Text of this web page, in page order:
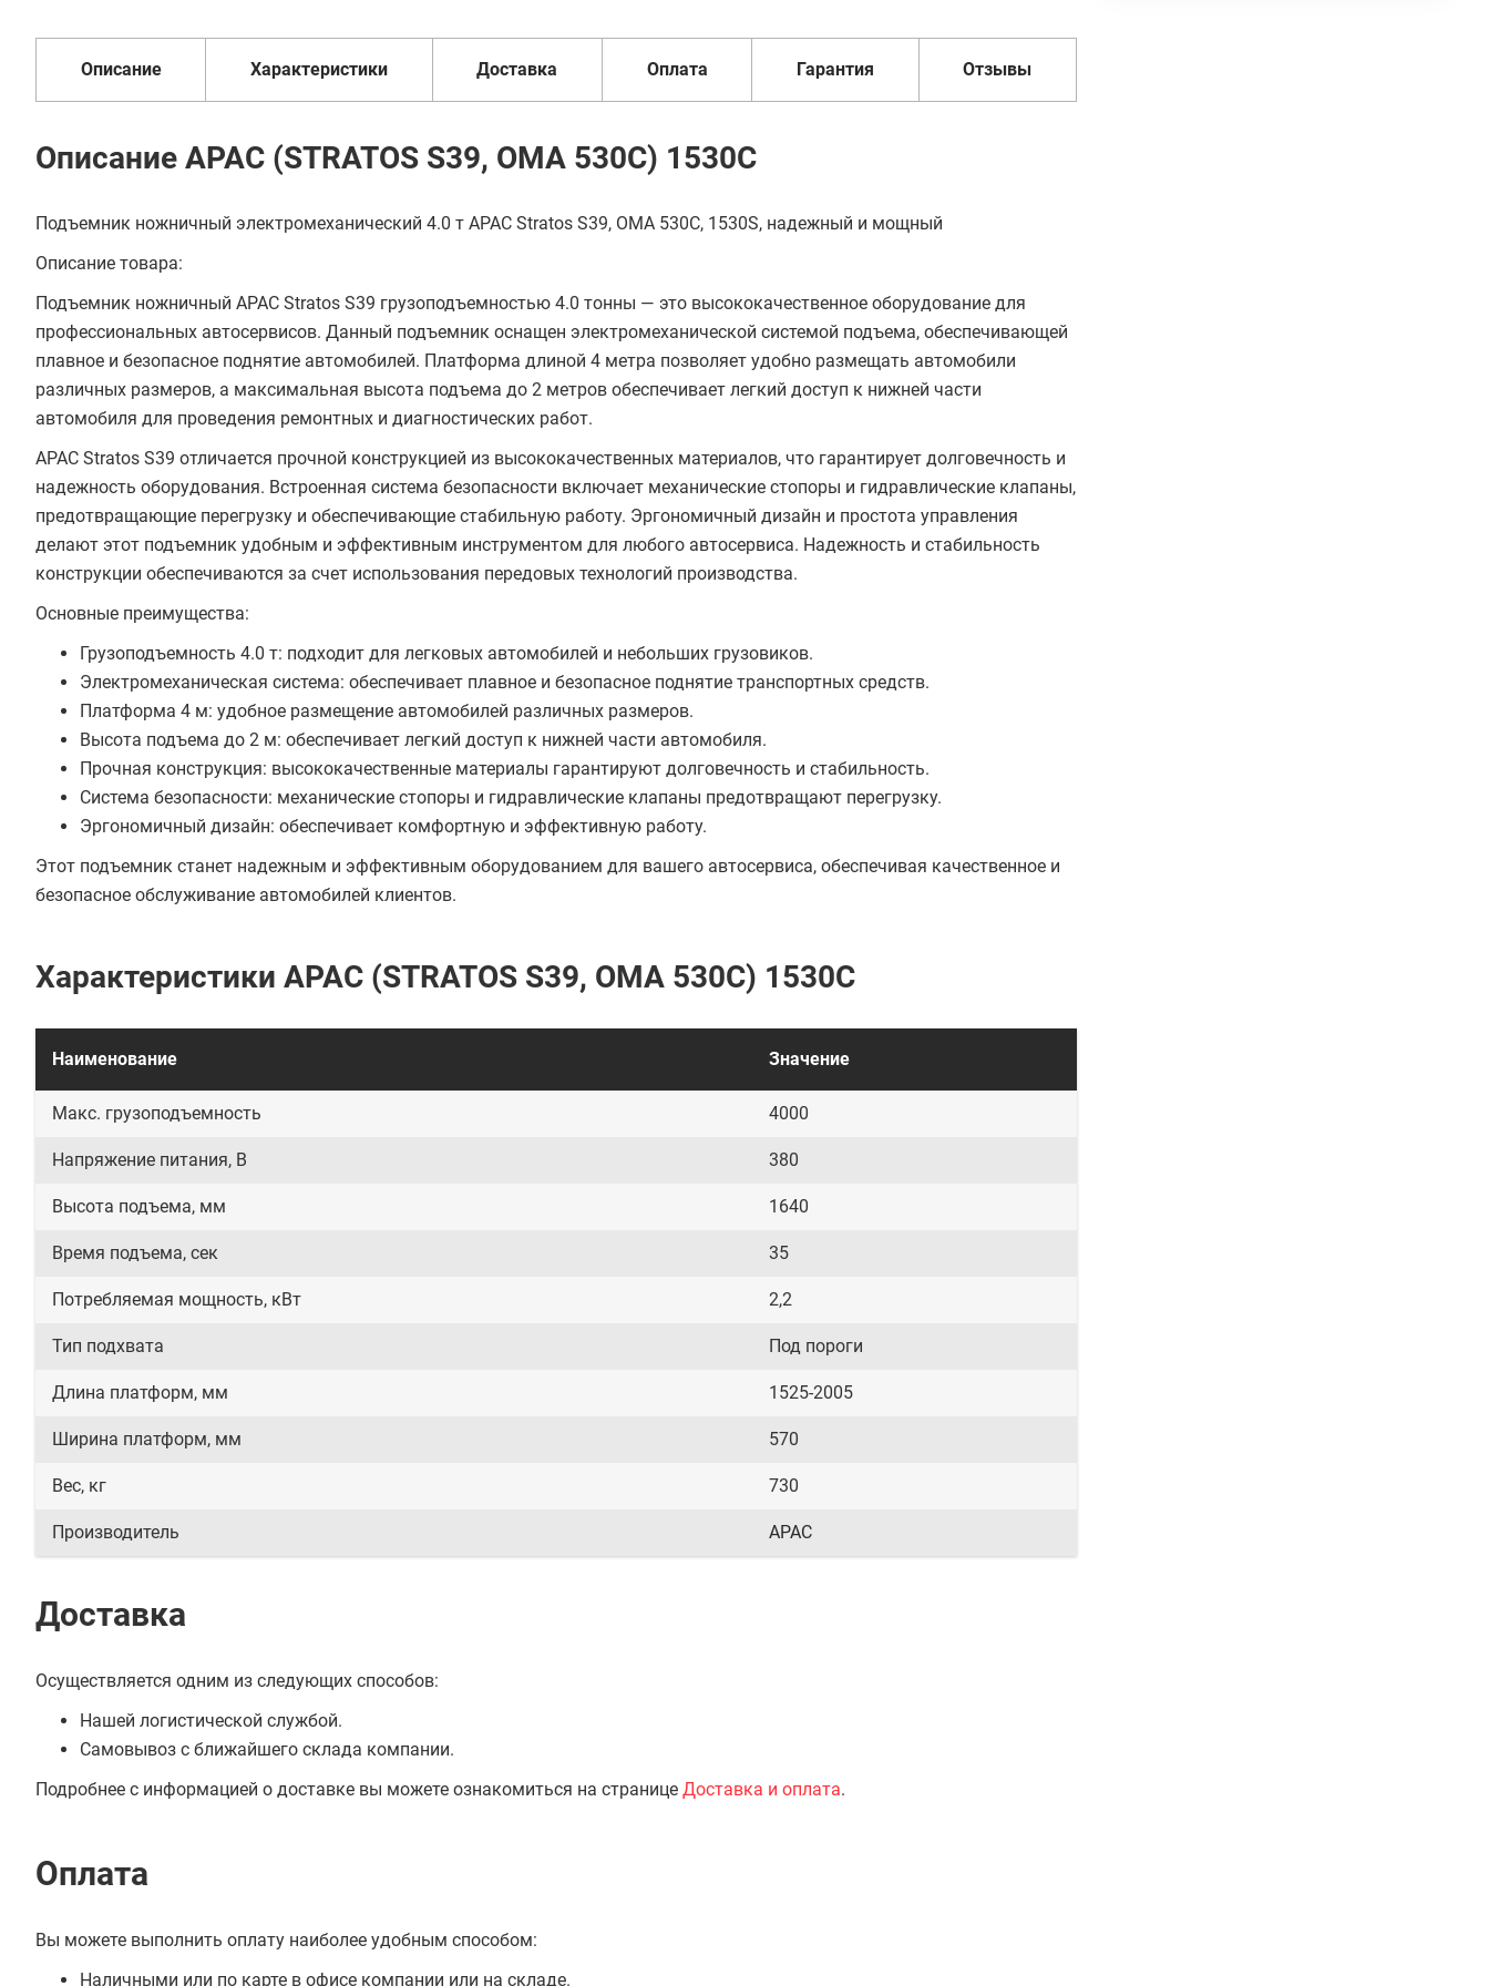
Купить в 1 клик
мес
Описание Характеристики Доставка Оплата Гарантия Отзывы
Описание APAC (STRATOS S39, OMA 530C) 1530С
Подъемник ножничный электромеханический 4.0 т APAC Stratos S39, OMA 530C, 1530S, надежный и мощный
Описание товара:
Подъемник ножничный APAC Stratos S39 грузоподъемностью 4.0 тонны — это высококачественное оборудование для
профессиональных автосервисов. Данный подъемник оснащен электромеханической системой подъема, обеспечивающей
плавное и безопасное поднятие автомобилей. Платформа длиной 4 метра позволяет удобно размещать автомобили
различных размеров, а максимальная высота подъема до 2 метров обеспечивает легкий доступ к нижней части
автомобиля для проведения ремонтных и диагностических работ.
APAC Stratos S39 отличается прочной конструкцией из высококачественных материалов, что гарантирует долговечность и
надежность оборудования. Встроенная система безопасности включает механические стопоры и гидравлические клапаны,
предотвращающие перегрузку и обеспечивающие стабильную работу. Эргономичный дизайн и простота управления
делают этот подъемник удобным и эффективным инструментом для любого автосервиса. Надежность и стабильность
конструкции обеспечиваются за счет использования передовых технологий производства.
Основные преимущества:
Грузоподъемность 4.0 т: подходит для легковых автомобилей и небольших грузовиков.
Электромеханическая система: обеспечивает плавное и безопасное поднятие транспортных средств.
Платформа 4 м: удобное размещение автомобилей различных размеров.
Высота подъема до 2 м: обеспечивает легкий доступ к нижней части автомобиля.
Прочная конструкция: высококачественные материалы гарантируют долговечность и стабильность.
Система безопасности: механические стопоры и гидравлические клапаны предотвращают перегрузку.
Эргономичный дизайн: обеспечивает комфортную и эффективную работу.
Этот подъемник станет надежным и эффективным оборудованием для вашего автосервиса, обеспечивая качественное и
безопасное обслуживание автомобилей клиентов.
Характеристики APAC (STRATOS S39, OMA 530C) 1530С
Наименование Значение
Макс. грузоподъемность 4000
Напряжение питания, В 380
Высота подъема, мм 1640
Время подъема, сек 35
Потребляемая мощность, кВт 2,2
Тип подхвата Под пороги
Длина платформ, мм 1525-2005
Ширина платформ, мм 570
Вес, кг 730
Производитель APAC
Доставка
Осуществляется одним из следующих способов:
Нашей логистической службой.
Самовывоз с ближайшего склада компании.
Подробнее с информацией о доставке вы можете ознакомиться на странице Доставка и оплата.
Оплата
Вы можете выполнить оплату наиболее удобным способом:
Наличными или по карте в офисе компании или на складе.